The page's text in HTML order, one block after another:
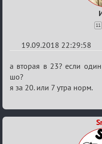
11
19.09.2018 22:29:58
Re:
Обсуждение
X
«Mortal
а вторая в 23? если
шо?
я за 20. или 7 утра норм.